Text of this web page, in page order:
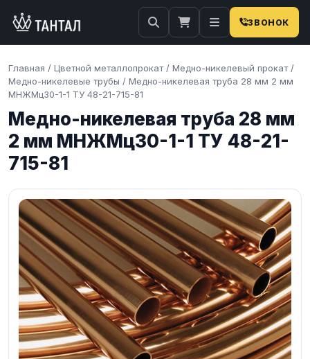
ЗВОНОК
Главная / Цветной металлопрокат / Медно-никелевый прокат /
Медно-никелевые трубы / Медно-никелевая труба 28 мм 2 мм
МНЖМц30-1-1 ТУ 48-21-715-81
Медно-никелевая труба 28 мм
2 мм МНЖМц30-1-1 ТУ 48-21-
715-81